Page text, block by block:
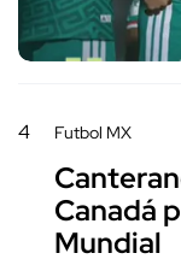
4 Futbol MX
Canadá
Mundial